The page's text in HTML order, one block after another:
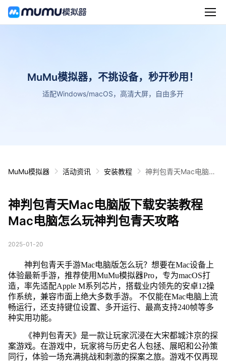
MuMu模拟器，不挑设备，秒开秒用！
适配Windows/macOS，高清大屏，自由多开
MuMu模拟器 活动资讯 安装教程
神判包青天Mac电脑版
神判包青天Mac电脑版下载安装教程
Mac电脑怎么玩神判包青天攻略
2025-01-20
神判包青天手游Mac电脑版怎么玩？想要在Mac设备上
体验最新手游，推荐使用MuMu模拟器Pro，专为macOS打
造，率先适配Apple M系列芯片，搭载业内领先的安卓12操
作系统，兼容市面上绝大多数手游。 不仅能在Mac电脑上流
畅运行，还支持键位设置、多开运行、最高支持240帧等多
种实用功能。
《神判包青天》是一款让玩家沉浸在大宋都城汴京的探
案游戏。在游戏中，玩家将与历史名人包拯、展昭和公孙策
同行，体验一场充满挑战和刺激的探案之旅。游戏不仅再现